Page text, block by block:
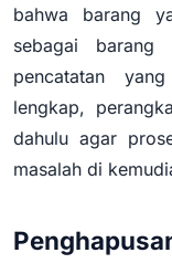
bahwa barang
sebagai
pencatatan
lengkap,
dahulu agar
masalah di